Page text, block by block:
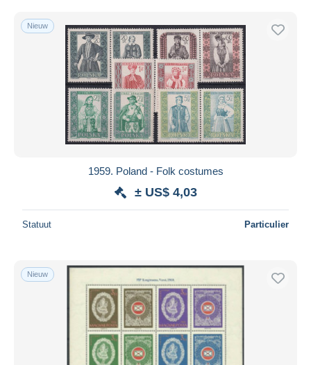
Nieuw
1959. Poland - Folk costumes
± US$ 4,03
Statuut Particulier
Nieuw